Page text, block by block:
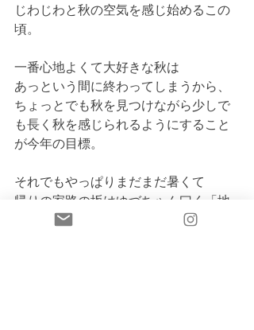
じわじわと秋の空気を感じ始めるこの
頃。
一番心地よくて大好きな秋は
あっという間に終わってしまうから、
ちょっとでも秋を見つけながら少しで
も長く秋を感じられるようにすること
が今年の目標。
それでもやっぱりまだまだ暑くて
帰りの家路の坂はゆづちゃん曰く「地
獄の坂道」。